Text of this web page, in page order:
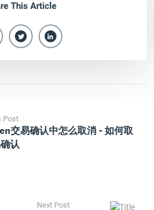
This Article
Post
交易确认中怎么取消 - 如何取
认
Next Post